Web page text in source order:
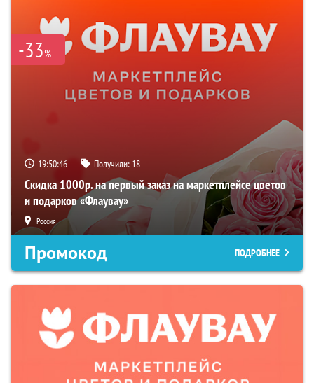
-33%
19:50:45 Получили: 18
Скидка 1000р. на первый заказ на маркетплейсе цветов
и подарков «Флаувау»
Россия
Промокод ПОДРОБНЕЕ